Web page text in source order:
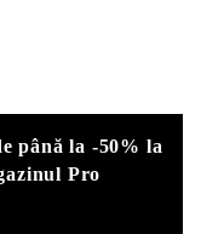
până la -50% la
Pro